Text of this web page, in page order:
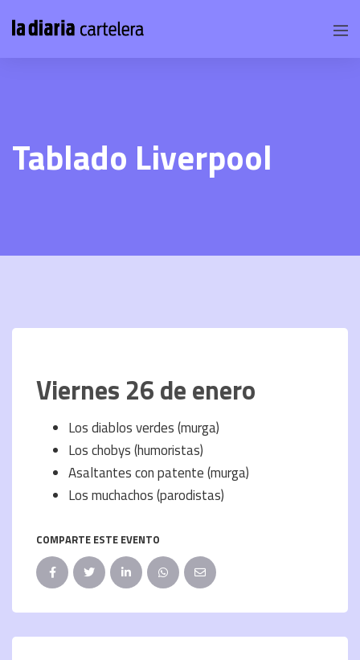
Tablado Liverpool
Viernes 26 de enero
Los diablos verdes (murga)
Los chobys (humoristas)
Asaltantes con patente (murga)
Los muchachos (parodistas)
COMPARTE ESTE EVENTO